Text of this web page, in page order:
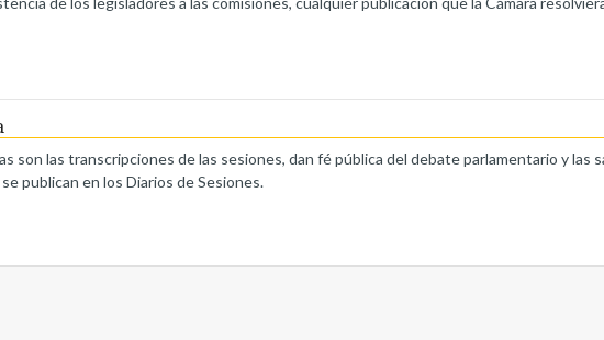
son las transcripciones de las sesiones, dan fé pública del debate parlamentario y las
publican en los Diarios de Sesiones.